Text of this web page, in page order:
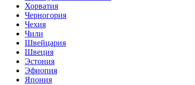
Хорватия
Черногория
Чехия
Чили
Швейцария
Швеция
Эстония
Эфиопия
Япония